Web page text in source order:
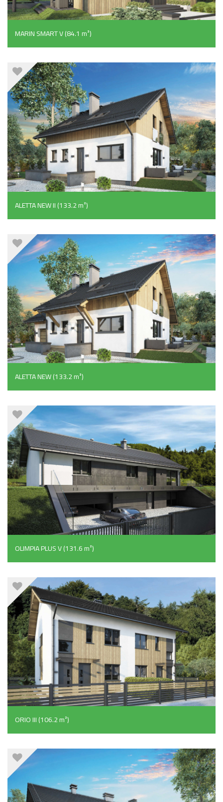
MARIN SMART V (84.1 m²)
ALETTA NEW II (133.2 m²)
ALETTA NEW (133.2 m²)
OLIMPIA PLUS V (131.6 m²)
ORIO III (106.2 m²)